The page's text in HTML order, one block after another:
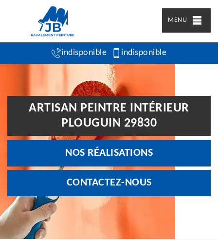
MENU
indisponible indisponible
ARTISAN PEINTRE INTÉRIEUR
PLOUGUIN 29830
NOS RÉALISATIONS
CONTACTEZ-NOUS